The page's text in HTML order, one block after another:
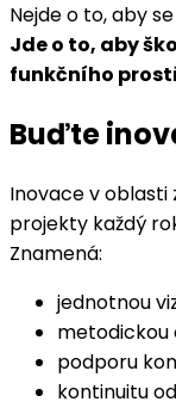
Nejde o to, aby
Jde o to, aby
funkčního
Buďte
Inovace v
projekty každý
Znamená:
jednotnou
metodickou
podporu
kontinuitu